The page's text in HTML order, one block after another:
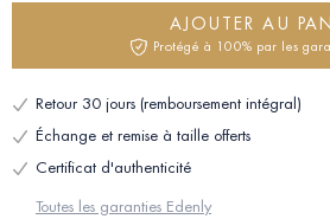
AJOUTER AU
Protégé à 100% par les
Retour 30 jours (remboursement intégral)
Échange et remise à taille offerts
Certificat d'authenticité
Toutes les garanties Edenly